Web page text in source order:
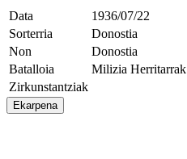
Data
1936/07/22
Sorterria
Donostia
Non
Donostia
Batalloia
Milizia Herritarrak
Zirkunstantziak